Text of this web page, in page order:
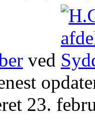
ved
23.